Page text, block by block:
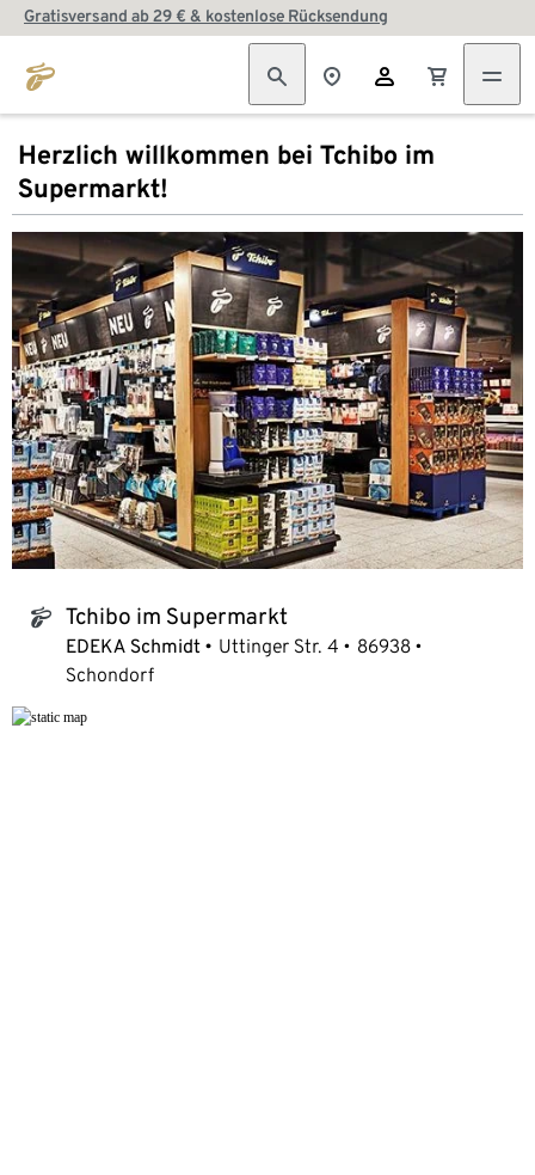
Gratisversand ab 29 € & kostenlose Rücksendung
Herzlich willkommen bei Tchibo im
Supermarkt!
tchibo_logo Tchibo im Supermarkt
EDEKA Schmidt Uttinger Str. 4
86938
Schondorf